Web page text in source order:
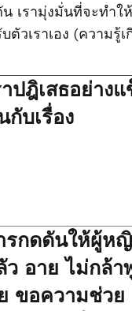
เรามุ่งมั่นที่จะทำ
วเราเอง (ความ
าปฎิเสธอย่างแ
กับเรื่อง
รกดดันให้ผู้ห
ว อาย ไม่กล้า
ขอความช่วย